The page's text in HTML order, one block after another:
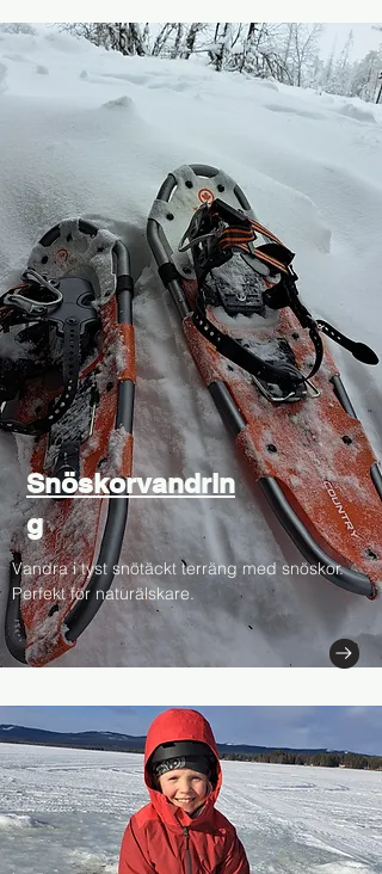
Snöskorvandrin
g
Vandra i tyst snötäckt terräng med snöskor.
Perfekt för naturälskare.